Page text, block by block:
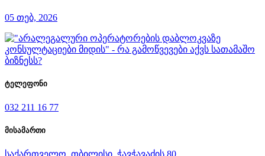
05 თებ, 2026
ტელეფონი
032 211 16 77
მისამართი
საქართველო, თბილისი, ჭავჭავაძის 80